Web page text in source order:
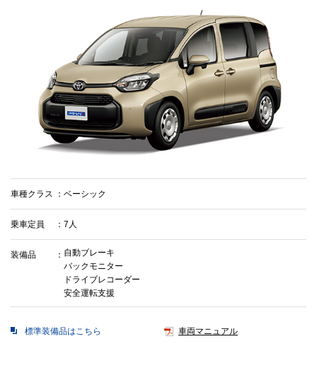
車種クラス ベーシック
乗車定員 7人
装備品
自動ブレーキ
バックモニター
ドライブレコーダー
安全運転支援
標準装備品はこちら 車両マニュアル